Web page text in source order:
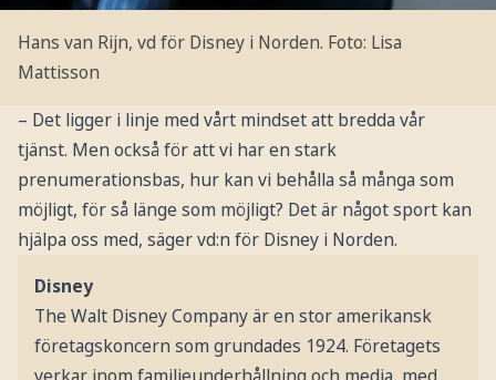
Hans van Rijn, vd för Disney i Norden. Foto: Lisa
Mattisson
– Det ligger i linje med vårt mindset att bredda vår
tjänst. Men också för att vi har en stark
prenumerationsbas, hur kan vi behålla så många som
möjligt, för så länge som möjligt? Det är något sport kan
hjälpa oss med, säger vd:n för Disney i Norden.
Disney
The Walt Disney Company är en stor amerikansk
företagskoncern som grundades 1924. Företagets